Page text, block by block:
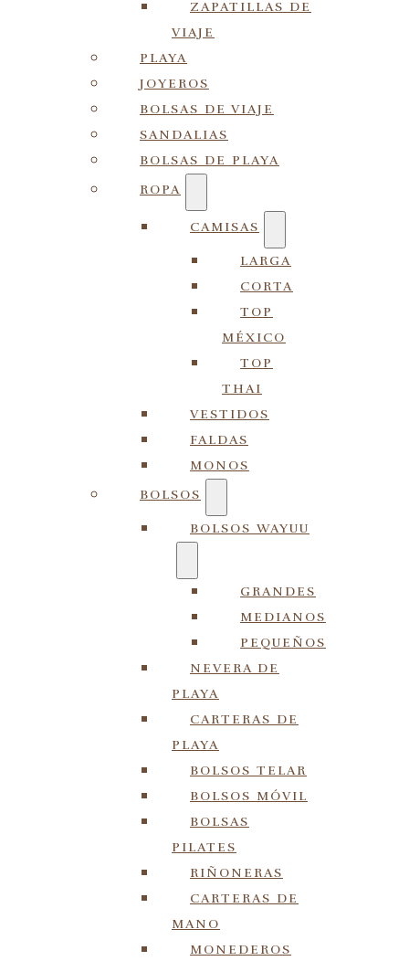
ZAPATILLAS DE
VIAJE
PLAYA
JOYEROS
BOLSAS DE VIAJE
SANDALIAS
BOLSAS DE PLAYA
ROPA
CAMISAS
LARGA
CORTA
TOP
MÉXICO
TOP
THAI
VESTIDOS
FALDAS
MONOS
BOLSOS
BOLSOS WAYUU
GRANDES
MEDIANOS
PEQUEÑOS
NEVERA DE
PLAYA
CARTERAS DE
PLAYA
BOLSOS TELAR
BOLSOS MÓVIL
BOLSAS
PILATES
RIÑONERAS
CARTERAS DE
MANO
MONEDEROS